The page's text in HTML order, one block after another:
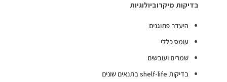
בדיקות מיקרוביולוגיות
היעדר פתוגנים
עומס כללי
שמרים ועובשים
בדיקות shelf-life בתנאים שונים